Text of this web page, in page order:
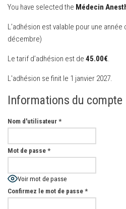
You have selected the Médecin
L’adhésion est valable pour une année
décembre)
Le tarif d’adhésion est de 45.00€.
L'adhésion se finit le 1 janvier 2027.
Informations du compte
Nom d'utilisateur *
Mot de passe *
Voir mot de passe
Confirmez le mot de passe *